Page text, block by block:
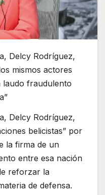
Delcy Rodríguez,
mismos actores
fraudulento
Delcy Rodríguez,
belicistas” por
la firma de un
entre esa nación
reforzar la
de defensa.